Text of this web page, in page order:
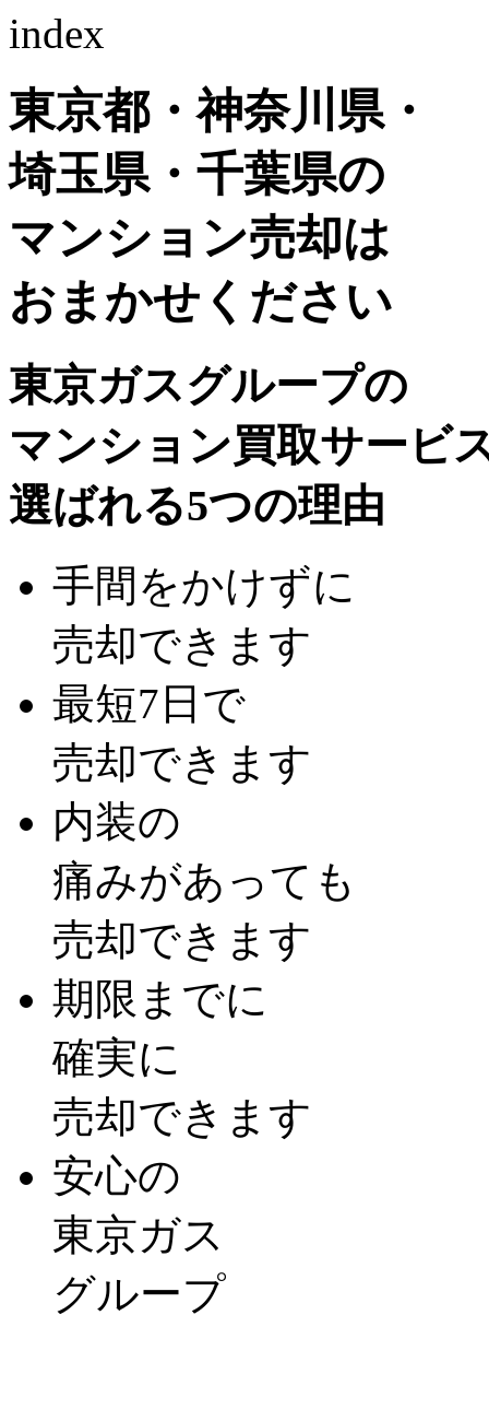
index
東京都・神奈川県・
埼玉県・千葉県の
マンション売却は
おまかせください
東京ガスグループの
マンション買取サービ
選ばれる5つの理由
手間をかけずに
売却できます
最短7日で
売却できます
内装の
痛みがあっても
売却できます
期限までに
確実に
売却できます
安心の
東京ガス
グループ